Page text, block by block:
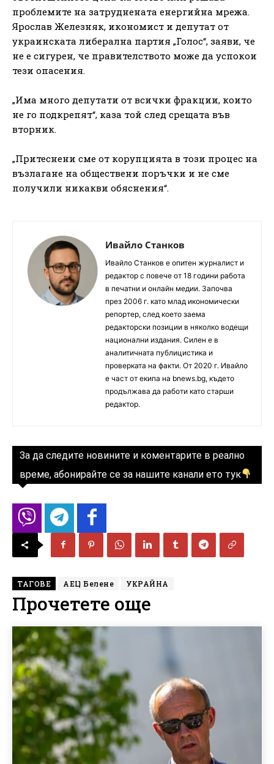
проблемите на затруднената енергийна мрежа.
Ярослав Железняк, икономист и депутат от
украинската либерална партия „Голос“, заяви, че
не е сигурен, че правителството може да успокои
тези опасения.
„Има много депутати от всички фракции, които
не го подкрепят“, каза той след срещата във
вторник.
„Притеснени сме от корупцията в този процес на
възлагане на обществени поръчки и не сме
получили никакви обяснения“.
Ивайло Станков
Ивайло Станков е опитен журналист и
редактор с повече от 18 години работа
в печатни и онлайн медии. Започва
през 2006 г. като млад икономически
репортер, след което заема
редакторски позиции в няколко водещи
национални издания. Силен е в
аналитичната публицистика и
проверката на факти. От 2020 г. Ивайло
е част от екипа на bnews.bg, където
продължава да работи като старши
редактор.
За да следите новините и коментарите в реално
време, абонирайте се за нашите канали ето тук
ТАГОВЕ АЕЦ Белене УКРАЙНА
Прочетете още